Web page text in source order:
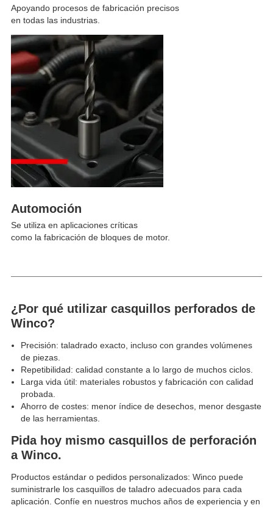
Apoyando procesos de fabricación precisos
en todas las industrias.
Automoción
Se utiliza en aplicaciones críticas
como la fabricación de bloques de motor.
¿Por qué utilizar casquillos perforados de
Winco?
Precisión: taladrado exacto, incluso con grandes volúmenes
de piezas.
Repetibilidad: calidad constante a lo largo de muchos ciclos.
Larga vida útil: materiales robustos y fabricación con calidad
probada.
Ahorro de costes: menor índice de desechos, menor desgaste
de las herramientas.
Pida hoy mismo casquillos de perforación
a Winco.
Productos estándar o pedidos personalizados: Winco puede
suministrarle los casquillos de taladro adecuados para cada
aplicación. Confíe en nuestros muchos años de experiencia y en